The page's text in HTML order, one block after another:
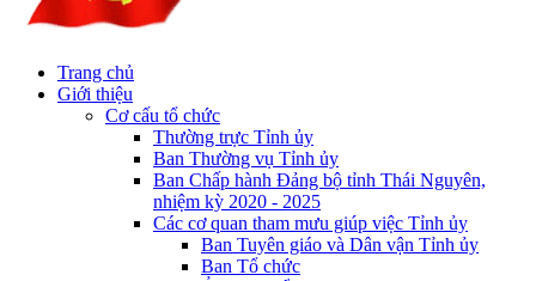
Trang chủ
Giới thiệu
Cơ cấu tổ chức
Thường trực Tỉnh ủy
Ban Thường vụ Tỉnh ủy
Ban Chấp hành Đảng bộ tỉnh Thái Nguyên,
nhiệm kỳ 2020 - 2025
Các cơ quan tham mưu giúp việc Tỉnh ủy
Ban Tuyên giáo và Dân vận Tỉnh ủy
Ban Tổ chức